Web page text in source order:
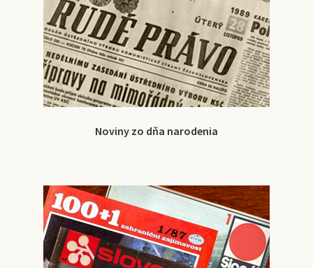
Noviny zo dňa narodenia